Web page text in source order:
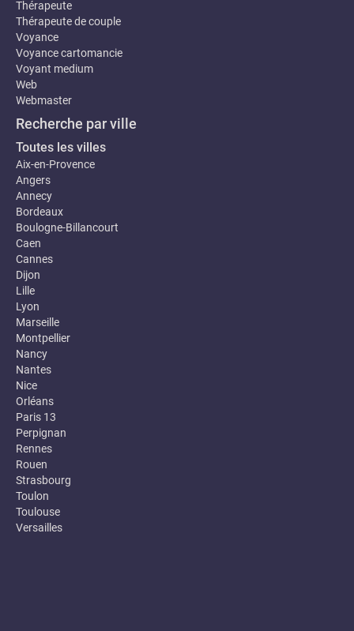
Thérapeute
Thérapeute de couple
Voyance
Voyance cartomancie
Voyant medium
Web
Webmaster
Recherche par ville
Toutes les villes
Aix-en-Provence
Angers
Annecy
Bordeaux
Boulogne-Billancourt
Caen
Cannes
Dijon
Lille
Lyon
Marseille
Montpellier
Nancy
Nantes
Nice
Orléans
Paris 13
Perpignan
Rennes
Rouen
Strasbourg
Toulon
Toulouse
Versailles